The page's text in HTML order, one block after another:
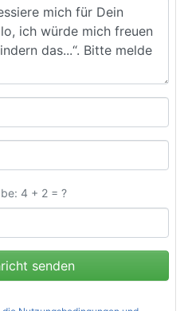
4 + 2 = ?
senden